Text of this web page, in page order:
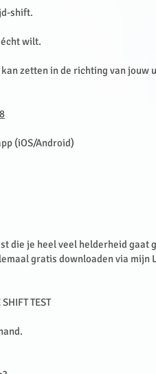
shift.
wilt.
zetten in de richting van jouw
(iOS/Android)
die je heel veel helderheid gaat
gratis downloaden via mijn
TEST